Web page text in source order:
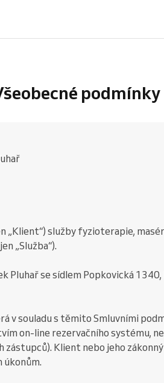
podmínky
„Klient“) služby fyzioterapie,
„Služba“).
Pluhař se sídlem Popkovická
v souladu s těmito Smluvními
on-line rezervačního systému,
zástupců). Klient nebo jeho
úkonům.